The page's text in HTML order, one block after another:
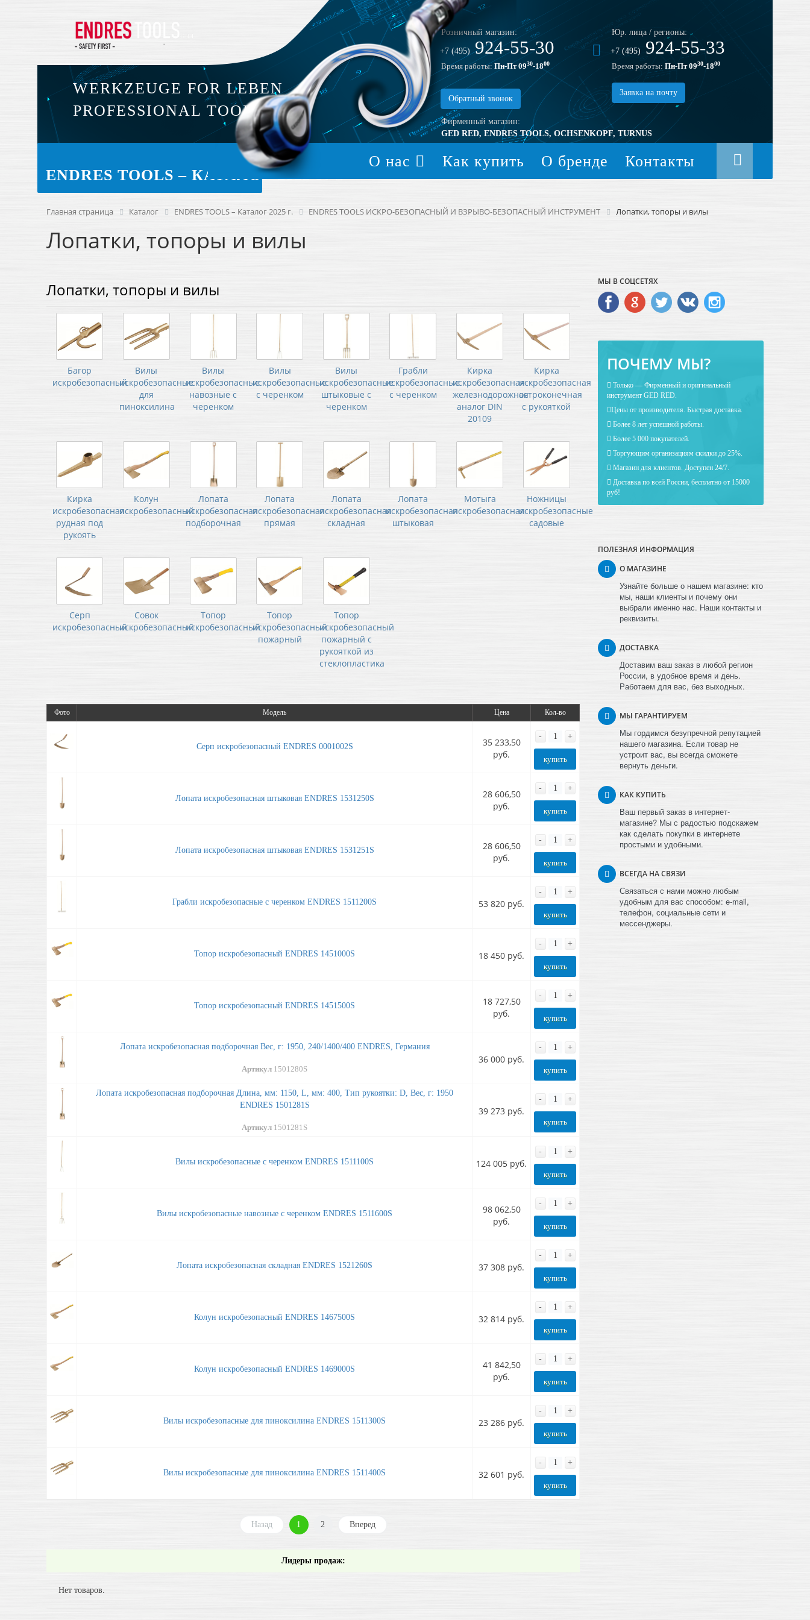
Розничный магазин:
+7 (495) 924-55-30
Время работы: Пн-Пт 0930-1800
Юр. лица / регионы:
+7 (495) 924-55-33
Время работы: Пн-Пт 0930-1800
WERKZEUGE FOR LEBEN
PROFESSIONAL TOOLS
Обратный звонок
Заявка на почту
Фирменный магазин:
GED RED, ENDRES TOOLS, OCHSENKOPF, TURNUS
ENDRES TOOLS – КАТАЛОГ 2025 Г.
Контакты
О бренде
Как купить
О нас
Главная страница Каталог ENDRES TOOLS – Каталог 2025 г. ENDRES TOOLS ИСКРО-БЕЗОПАСНЫЙ И ВЗРЫВО-БЕЗОПАСНЫЙ ИНСТРУМЕНТ Лопатки, топоры и вилы
Лопатки, топоры и вилы
Лопатки, топоры и вилы
Багор
искробезопасный
Вилы
искробезопасные
для
пиноксилина
Вилы
искробезопасные
навозные с
черенком
Вилы
искробезопасные
с черенком
Вилы
искробезопасные
штыковые с
черенком
Грабли
искробезопасные
с черенком
Кирка
искробезопасная
железнодорожная
аналог DIN
20109
Кирка
искробезопасная
остроконечная
с рукояткой
Кирка
искробезопасная
рудная под
рукоять
Колун
искробезопасный
Лопата
искробезопасная
подборочная
Лопата
искробезопасная
прямая
Лопата
искробезопасная
складная
Лопата
искробезопасная
штыковая
Мотыга
искробезопасная
Ножницы
искробезопасные
садовые
Серп
искробезопасный
Совок
искробезопасный
Топор
искробезопасный
Топор
искробезопасный
пожарный
Топор
искробезопасный
пожарный с
рукояткой из
стеклопластика
Фото Модель Цена Кол-во
Серп искробезопасный ENDRES 0001002S
35 233,50
руб.
- +
купить
Лопата искробезопасная штыковая ENDRES 1531250S
28 606,50
руб.
- +
купить
Лопата искробезопасная штыковая ENDRES 1531251S
28 606,50
руб.
- +
купить
Грабли искробезопасные с черенком ENDRES 1511200S 53 820 руб.
- +
купить
Топор искробезопасный ENDRES 1451000S 18 450 руб.
- +
купить
Топор искробезопасный ENDRES 1451500S
18 727,50
руб.
- +
купить
Лопата искробезопасная подборочная Вес, г: 1950, 240/1400/400 ENDRES, Германия
Артикул 1501280S
36 000 руб.
- +
купить
Лопата искробезопасная подборочная Длина, мм: 1150, L, мм: 400, Тип рукоятки: D, Вес, г: 1950
ENDRES 1501281S
Артикул 1501281S
39 273 руб.
- +
купить
Вилы искробезопасные с черенком ENDRES 1511100S 124 005 руб.
- +
купить
Вилы искробезопасные навозные с черенком ENDRES 1511600S
98 062,50
руб.
- +
купить
Лопата искробезопасная складная ENDRES 1521260S 37 308 руб.
- +
купить
Колун искробезопасный ENDRES 1467500S 32 814 руб.
- +
купить
Колун искробезопасный ENDRES 1469000S
41 842,50
руб.
- +
купить
Вилы искробезопасные для пиноксилина ENDRES 1511300S 23 286 руб.
- +
купить
Вилы искробезопасные для пиноксилина ENDRES 1511400S 32 601 руб.
- +
купить
Назад 1 2 Вперед
Лидеры продаж:
Нет товаров.
МЫ В СОЦСЕТЯХ
ПОЧЕМУ МЫ?
Только — Фирменный и оригинальный
инструмент GED RED.
Цены от производителя. Быстрая доставка.
Более 8 лет успешной работы.
Более 5 000 покупателей.
Торгующим организациям скидки до 25%.
Магазин для клиентов. Доступен 24/7.
Доставка по всей России, бесплатно от 15000
руб!
ПОЛЕЗНАЯ ИНФОРМАЦИЯ
О МАГАЗИНЕ
Узнайте больше о нашем магазине: кто
мы, наши клиенты и почему они
выбрали именно нас. Наши контакты и
реквизиты.
ДОСТАВКА
Доставим ваш заказ в любой регион
России, в удобное время и день.
Работаем для вас, без выходных.
МЫ ГАРАНТИРУЕМ
Мы гордимся безупречной репутацией
нашего магазина. Если товар не
устроит вас, вы всегда сможете
вернуть деньги.
КАК КУПИТЬ
Ваш первый заказ в интернет-
магазине? Мы с радостью подскажем
как сделать покупки в интернете
простыми и удобными.
ВСЕГДА НА СВЯЗИ
Связаться с нами можно любым
удобным для вас способом: e-mail,
телефон, социальные сети и
мессенджеры.